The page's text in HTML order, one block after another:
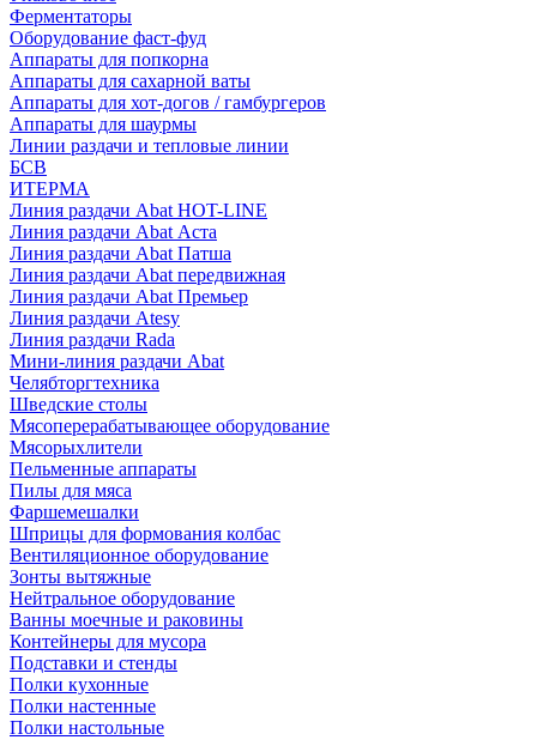
Ферментаторы
Оборудование фаст-фуд
Аппараты для попкорна
Аппараты для сахарной ваты
Аппараты для хот-догов / гамбургеров
Аппараты для шаурмы
Линии раздачи и тепловые линии
БСВ
ИТЕРМА
Линия раздачи Abat HOT-LINE
Линия раздачи Abat Аста
Линия раздачи Abat Патша
Линия раздачи Abat передвижная
Линия раздачи Abat Премьер
Линия раздачи Atesy
Линия раздачи Rada
Мини-линия раздачи Abat
Челябторгтехника
Шведские столы
Мясоперерабатывающее оборудование
Мясорыхлители
Пельменные аппараты
Пилы для мяса
Фаршемешалки
Шприцы для формования колбас
Вентиляционное оборудование
Зонты вытяжные
Нейтральное оборудование
Ванны моечные и раковины
Контейнеры для мусора
Подставки и стенды
Полки кухонные
Полки настенные
Полки настольные